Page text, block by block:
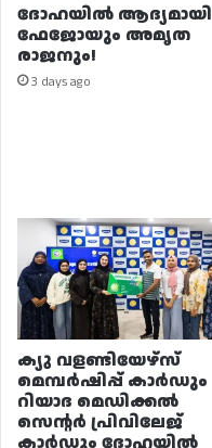
ദോഹയിൽ ആദ്യമായി
ഫേജോയും അമൃത
രാജനും!
3 days ago
ക്യു വളണ്ടിയേഴ്‌സ്
മെമ്പർഷിപ്പ് കാർഡും
റിയാദ മെഡിക്കൽ
സെന്റർ പ്രിവിലേജ്